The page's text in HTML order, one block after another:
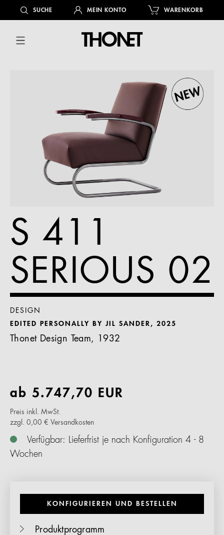
springenSUCHE MEIN KONTO WARENKORB
S 411
SERIOUS 02
DESIGN
EDITED PERSONALLY BY JIL SANDER, 2025
Thonet Design Team, 1932
ab 5.747,70 EUR
Preis inkl. MwSt.
zzgl. 0,00 € Versandkosten
Verfügbar: Lieferfrist je nach Konfiguration 4 - 8
Wochen
KONFIGURIEREN UND BESTELLEN
Produktprogramm